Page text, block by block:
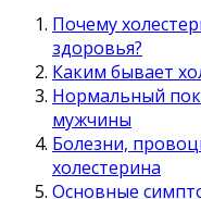
Почему
здоровья?
Каким бывает
Нормальный
мужчины
Болезни,
холестерина
Основные